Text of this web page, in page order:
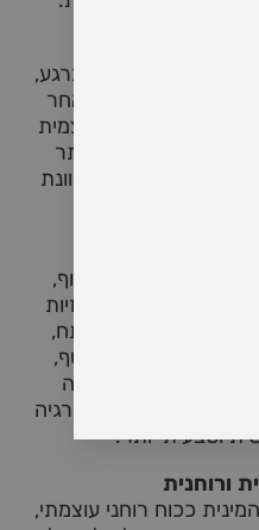
של להיות נוכחים ברגע,
אם מדובר בכל תחום אחר
לפתח מודעות עצמית
להיות קשובים יותר
ולהתנהלות מכוונת
המינית ותנועת הגוף,
חסימות רגשיות ופיזיות
להוביל לשחרור מתח,
הכללית. בנוסף,
כלואים כמו בושה
לחוות את האנרגיה
וטבעית יותר.
ורוחנית
ככוח רוחני עוצמתי,